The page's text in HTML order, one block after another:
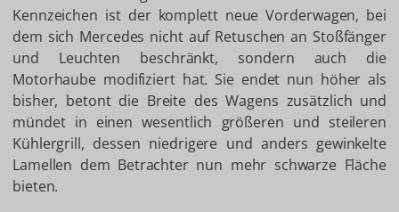
Kennzeichen ist der komplett neue Vorderwagen, bei
dem sich Mercedes nicht auf Retuschen an Stoßfänger
und Leuchten beschränkt, sondern auch die
Motorhaube modifiziert hat. Sie endet nun höher als
bisher, betont die Breite des Wagens zusätzlich und
mündet in einen wesentlich größeren und steileren
Kühlergrill, dessen niedrigere und anders gewinkelte
Lamellen dem Betrachter nun mehr schwarze Fläche
bieten.